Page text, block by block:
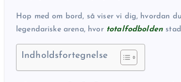
Hop med om bord, så viser vi dig, hvordan
legendariske arena, hvor totalfodbolden
Indholdsfortegnelse